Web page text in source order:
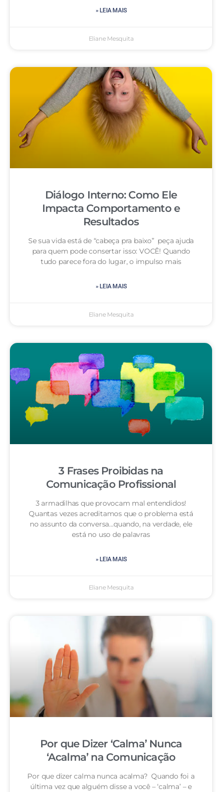
» LEIA MAIS
Eliane Mesquita
Diálogo Interno: Como Ele
Impacta Comportamento e
Resultados
Se sua vida está de “cabeça pra baixo” peça ajuda
para quem pode consertar isso: VOCÊ! Quando
tudo parece fora do lugar, o impulso mais
» LEIA MAIS
Eliane Mesquita
3 Frases Proibidas na
Comunicação Profissional
3 armadilhas que provocam mal entendidos!
Quantas vezes acreditamos que o problema está
no assunto da conversa…quando, na verdade, ele
está no uso de palavras
» LEIA MAIS
Eliane Mesquita
Por que Dizer ‘Calma’ Nunca
‘Acalma’ na Comunicação
Por que dizer calma nunca acalma? Quando foi a
última vez que alguém disse a você – ‘calma’ – e